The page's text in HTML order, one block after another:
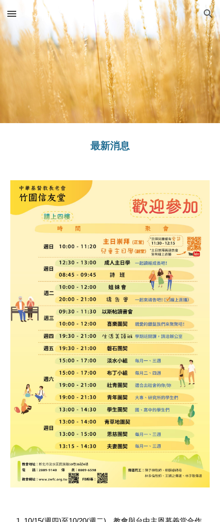
Skip to main content Skip to navigation
最新消息